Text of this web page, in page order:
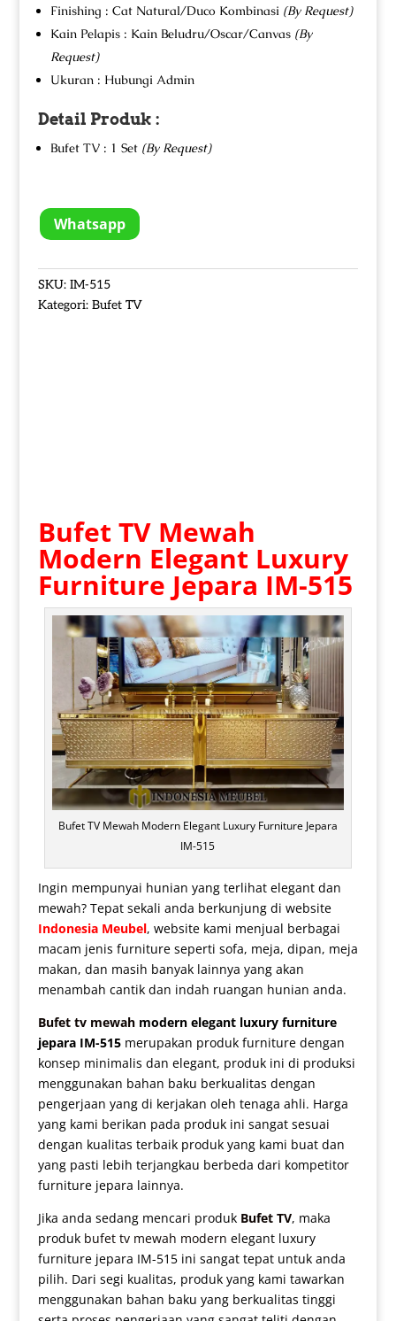
Finishing : Cat Natural/Duco Kombinasi (By Request)
Kain Pelapis : Kain Beludru/Oscar/Canvas (By
Request)
Ukuran : Hubungi Admin
Detail Produk :
Bufet TV : 1 Set (By Request)
Whatsapp
SKU: IM-515
Kategori: Bufet TV
Bufet TV Mewah
Modern Elegant Luxury
Furniture Jepara IM-515
Bufet TV Mewah Modern Elegant Luxury Furniture Jepara
IM-515
Ingin mempunyai hunian yang terlihat elegant dan
mewah? Tepat sekali anda berkunjung di website
Indonesia Meubel, website kami menjual berbagai
macam jenis furniture seperti sofa, meja, dipan, meja
makan, dan masih banyak lainnya yang akan
menambah cantik dan indah ruangan hunian anda.
Bufet tv mewahmodern elegant luxury furniture
jepara IM-515merupakan produk furniture dengan
konsep minimalis dan elegant, produk ini di produksi
menggunakan bahan baku berkualitas dengan
pengerjaan yang di kerjakan oleh tenaga ahli. Harga
yang kami berikan pada produk ini sangat sesuai
dengan kualitas terbaik produk yang kami buat dan
yang pasti lebih terjangkau berbeda dari kompetitor
furniture jepara lainnya.
Jika anda sedang mencari produk Bufet TV, maka
produk bufet tv mewah modern elegant luxury
furniture jepara IM-515 ini sangat tepat untuk anda
pilih. Dari segi kualitas, produk yang kami tawarkan
menggunakan bahan baku yang berkualitas tinggi